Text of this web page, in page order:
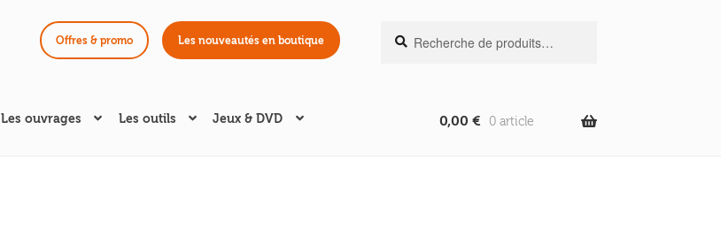
Offres & promo Les nouveautés en boutique
pour :
Recherche
Les ouvrages Les outils Jeux & DVD 0,00 € 0 article